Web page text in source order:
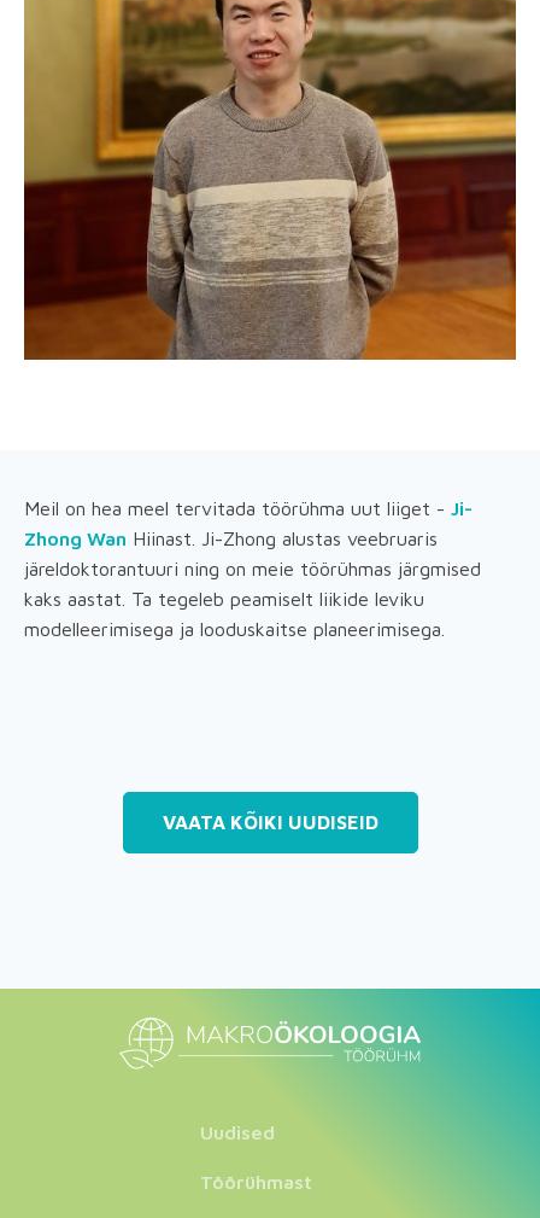
Meil on hea meel tervitada töörühma uut liiget - Ji-
Zhong Wan Hiinast. Ji-Zhong alustas veebruaris
järeldoktorantuuri ning on meie töörühmas järgmised
kaks aastat. Ta tegeleb peamiselt liikide leviku
modelleerimisega ja looduskaitse planeerimisega.
VAATA KÕIKI UUDISEID
Uudised
Töörühmast